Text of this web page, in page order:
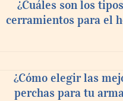
¿Cuáles son los
cerramientos para el
¿Cómo elegir las
perchas para tu